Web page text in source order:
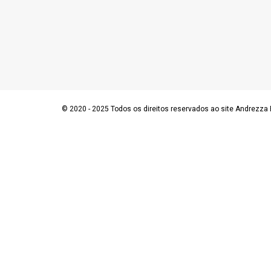
© 2020 - 2025 Todos os direitos reservados ao site Andrezza